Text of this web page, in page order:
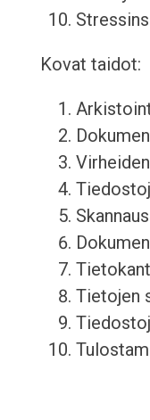
Kovat taidot:
Tietojen